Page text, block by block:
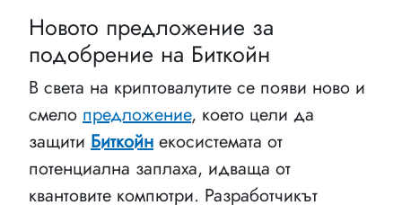
Новото предложение за
подобрение на Биткойн
В света на криптовалутите се появи ново и
смело предложение, което цели да
защити Биткойн екосистемата от
потенциална заплаха, идваща от
квантовите компютри. Разработчикът